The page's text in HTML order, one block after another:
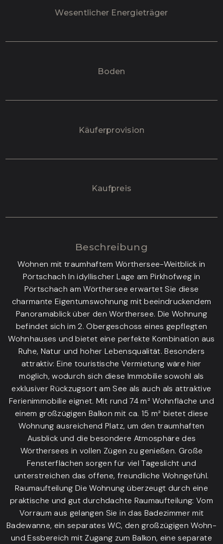
Wesentlicher Energieträger
Boden
Käufer­provision
Kaufpreis
Beschreibung
Wohnen mit traumhaftem Wörthersee-Weitblick in
Pörtschach In idyllischer Lage am Pirkhofweg in
Pörtschach am Wörthersee erwartet Sie diese
charmante Eigentumswohnung mit beeindruckendem
Panoramablick über den Wörthersee. Die Wohnung
befindet sich im 2. Obergeschoss eines gepflegten
Wohnhauses und bietet eine perfekte Kombination aus
Ruhe, Natur und hoher Lebensqualität. Besonders
attraktiv: Eine touristische Vermietung wäre hier
möglich, wodurch sich diese Immobilie sowohl als
exklusiver Rückzugsort am See als auch als attraktive
Ferienimmobilie eignet. Mit rund 74 m² Wohnfläche und
einem großzügigen Balkon mit ca. 15 m² bietet diese
Wohnung ausreichend Platz, um den traumhaften
Ausblick und die besondere Atmosphäre des
Wörthersees in vollen Zügen zu genießen. Große
Fensterflächen sorgen für viel Tageslicht und
unterstreichen das offene, freundliche Wohngefühl.
Raumaufteilung Die Wohnung überzeugt durch eine
praktische und gut durchdachte Raumaufteilung: Vom
Vorraum aus gelangen Sie in das Badezimmer mit
Badewanne, ein separates WC, den großzügigen Wohn-
und Essbereich mit Zugang zum Balkon, eine separate